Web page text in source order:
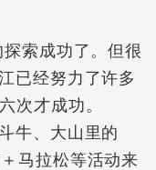
索成功了。但很
已经努力了许多
次才成功。
牛、大山里的
马拉松等活动来